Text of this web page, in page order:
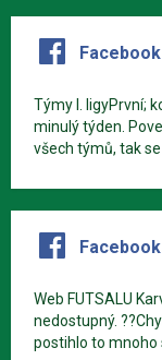
Facebook
Týmy I. ligyPrvní;
minulý týden.
všech týmů, tak se
Facebook
Web FUTSALU
nedostupný.
postihlo to mnoho